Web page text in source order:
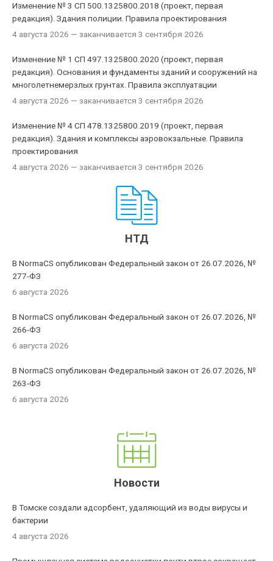
Изменение № 3 СП 500.1325800.2018 (проект, первая
редакция). Здания полиции. Правила проектирования
4 августа 2026 — заканчивается 3 сентября 2026
Изменение № 1 СП 497.1325800.2020 (проект, первая
редакция). Основания и фундаменты зданий и сооружений на
многолетнемерзлых грунтах. Правила эксплуатации
4 августа 2026 — заканчивается 3 сентября 2026
Изменение № 4 СП 478.1325800.2019 (проект, первая
редакция). Здания и комплексы аэровокзальные. Правила
проектирования
4 августа 2026 — заканчивается 3 сентября 2026
НТД
В NormaCS опубликован Федеральный закон от 26.07.2026, №
277-ФЗ
6 августа 2026
В NormaCS опубликован Федеральный закон от 26.07.2026, №
266-ФЗ
6 августа 2026
В NormaCS опубликован Федеральный закон от 26.07.2026, №
263-ФЗ
6 августа 2026
Новости
В Томске создали адсорбент, удаляющий из воды вирусы и
бактерии
4 августа 2026